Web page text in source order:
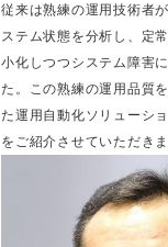
従来は熟練の運用技術者
ステム状態を分析し、定
小化しつつシステム障害
た。この熟練の運用品質
た運用自動化ソリューシ
をご紹介させていただきま